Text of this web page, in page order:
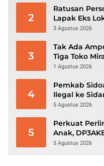
2
Ratusan
Lapak Eks
3 Agustus 2026
3
Tak Ada
Tiga Toko
Disita
1 Agustus 2026
4
Pemkab
Ilegal ke
5 Agustus 2026
5
Perkuat
Anak,
hingga
5 Agustus 2026